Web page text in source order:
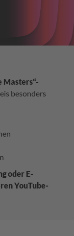
Masters“-
besonders
oder E-
YouTube-